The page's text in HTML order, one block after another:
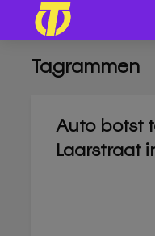
Tagrammen
Auto botst
Laarstraat